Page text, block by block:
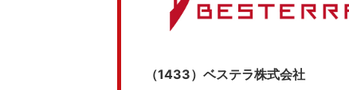
（1433）ベステラ株式会社